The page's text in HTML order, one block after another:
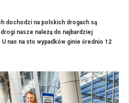
dochodzi na polskich drogach są
nasze należą do najbardziej
nas na sto wypadków ginie średnio 12
na takie różnice? Zdaniem wielu
ta wynika ze złego systemu szkolenia